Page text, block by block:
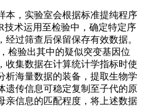
本，实验室会根据标准提纯程序
技术运用至检验中，确定特定序
过筛查后保留保存有效数据。
检验出其中的疑似突变基因位
收集数据在计算统计学指标时使
析海量数据的装备，提取生物学
遗传信息可稳定复制至子代的原
亲信息的匹配程度，将上述数据